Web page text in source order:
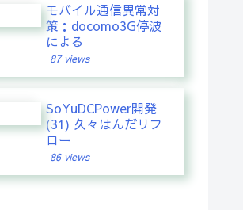
モバイル通信異常対
策：docomo3G停波
による
87 views
SoYuDCPower開発
(31) 久々はんだリフ
ロー
86 views